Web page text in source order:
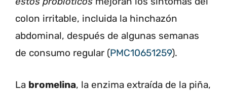
colon irritable, incluida la hinchazón
abdominal, después de algunas semanas
de consumo regular (PMC10651259).
La bromelina, la enzima extraída de la piña,